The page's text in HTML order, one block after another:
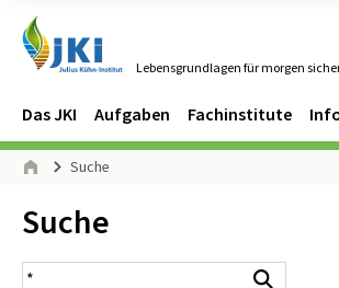
Lebensgrundlagen für morgen
Navigation
Hauptmenü
Das JKI Aufgaben Fachinstitute
Seitenpfad
Suche
Inhalt:
Suche
Suchergebnis